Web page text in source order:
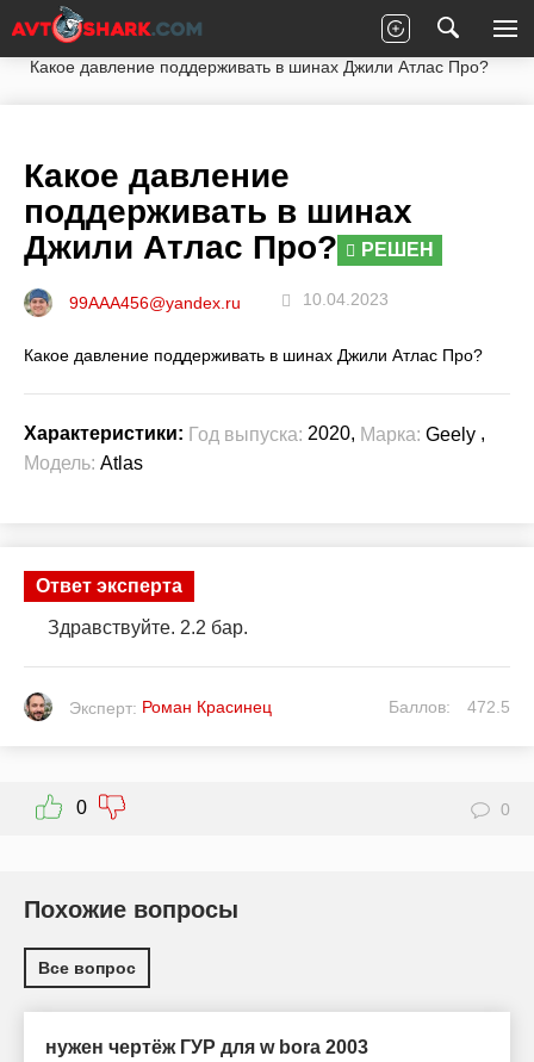
Главная Вопросы экспертам Geely
Atlas
Какое давление поддерживать в шинах Джили Атлас Про?
Какое давление
поддерживать в шинах
Джили Атлас Про?
РЕШЕН
99AAA456@yandex.ru 10.04.2023
Какое давление поддерживать в шинах Джили Атлас Про?
Характеристики: Год выпуска: 2020, Марка: Geely ,
Модель: Atlas
Ответ эксперта
Здравствуйте. 2.2 бар.
Эксперт: Роман Красинец Баллов: 472.5
0 0
Похожие вопросы
Все вопрос
нужен чертёж ГУР для w bora 2003